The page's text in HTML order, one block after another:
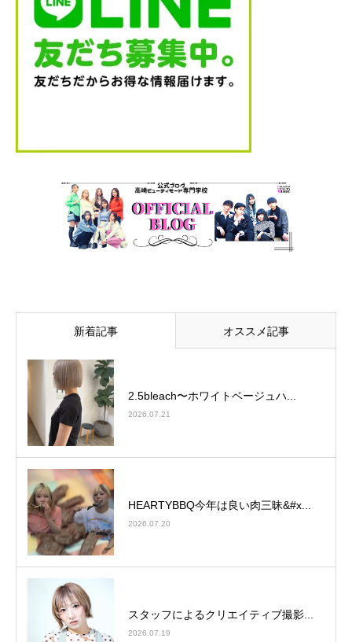
新着記事 オススメ記事
2.5bleach〜ホワイトベージュ⁡ハ...
2026.07.21
HEARTYBBQ今年は良い肉三昧&#x...
2026.07.20
スタッフによるクリエイティブ撮影...
2026.07.19